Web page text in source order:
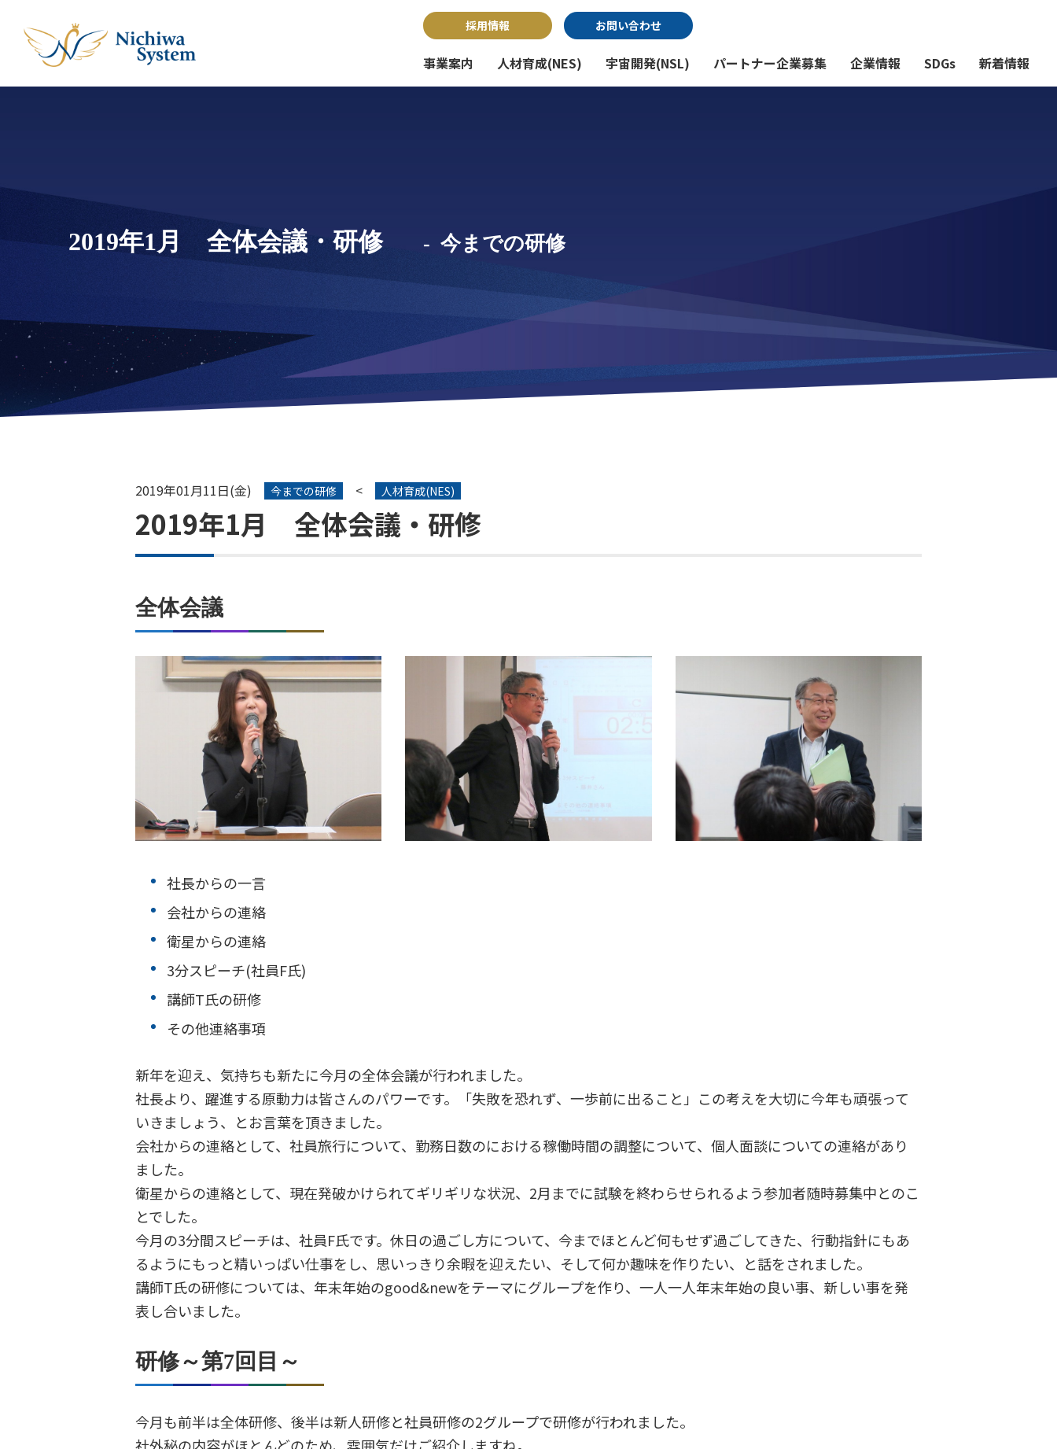
採用情報 お問い合わせ
事業案内 人材育成(NES) 宇宙開発(NSL) パートナー企業募集 企業情報 SDGs 新着情報
2019年1月 全体会議・研修 今までの研修
2019年01月11日(金) 今までの研修 < 人材育成(NES)
2019年1月 全体会議・研修
全体会議
社長からの一言
会社からの連絡
衛星からの連絡
3分スピーチ(社員F氏)
講師T氏の研修
その他連絡事項
新年を迎え、気持ちも新たに今月の全体会議が行われました。
社長より、躍進する原動力は皆さんのパワーです。「失敗を恐れず、一歩前に出ること」この考えを大切に今年も頑張って
いきましょう、とお言葉を頂きました。
会社からの連絡として、社員旅行について、勤務日数のにおける稼働時間の調整について、個人面談についての連絡があり
ました。
衛星からの連絡として、現在発破かけられてギリギリな状況、2月までに試験を終わらせられるよう参加者随時募集中とのこ
とでした。
今月の3分間スピーチは、社員F氏です。休日の過ごし方について、今までほとんど何もせず過ごしてきた、行動指針にもあ
るようにもっと精いっぱい仕事をし、思いっきり余暇を迎えたい、そして何か趣味を作りたい、と話をされました。
講師T氏の研修については、年末年始のgood&newをテーマにグループを作り、一人一人年末年始の良い事、新しい事を発
表し合いました。
研修～第7回目～
今月も前半は全体研修、後半は新人研修と社員研修の2グループで研修が行われました。